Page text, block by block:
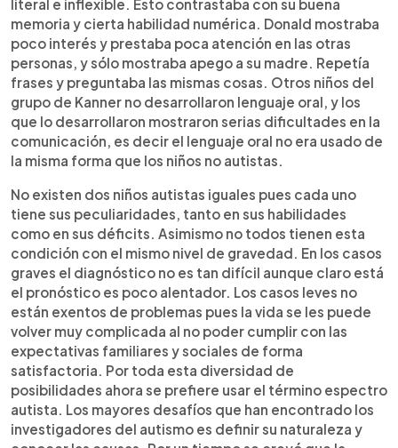
literal e inflexible. Esto contrastaba con su buena
memoria y cierta habilidad numérica. Donald mostraba
poco interés y prestaba poca atención en las otras
personas, y sólo mostraba apego a su madre. Repetía
frases y preguntaba las mismas cosas. Otros niños del
grupo de Kanner no desarrollaron lenguaje oral, y los
que lo desarrollaron mostraron serias dificultades en la
comunicación, es decir el lenguaje oral no era usado de
la misma forma que los niños no autistas.
No existen dos niños autistas iguales pues cada uno
tiene sus peculiaridades, tanto en sus habilidades
como en sus déficits. Asimismo no todos tienen esta
condición con el mismo nivel de gravedad. En los casos
graves el diagnóstico no es tan difícil aunque claro está
el pronóstico es poco alentador. Los casos leves no
están exentos de problemas pues la vida se les puede
volver muy complicada al no poder cumplir con las
expectativas familiares y sociales de forma
satisfactoria. Por toda esta diversidad de
posibilidades ahora se prefiere usar el término espectro
autista. Los mayores desafíos que han encontrado los
investigadores del autismo es definir su naturaleza y